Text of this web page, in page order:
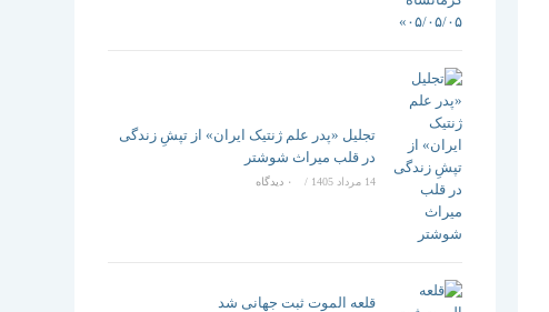
تجلیل «پدر علم ژنتیک ایران» از تپشِ زندگی
در قلب میراث شوشتر
14 مرداد 1405 / ۰ دیدگاه
قلعه الموت ثبت جهانی شد